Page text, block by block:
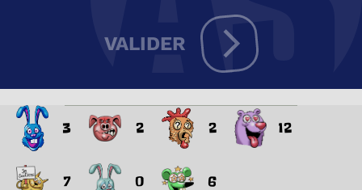
VALIDER
3 2 2 12
7 0 6